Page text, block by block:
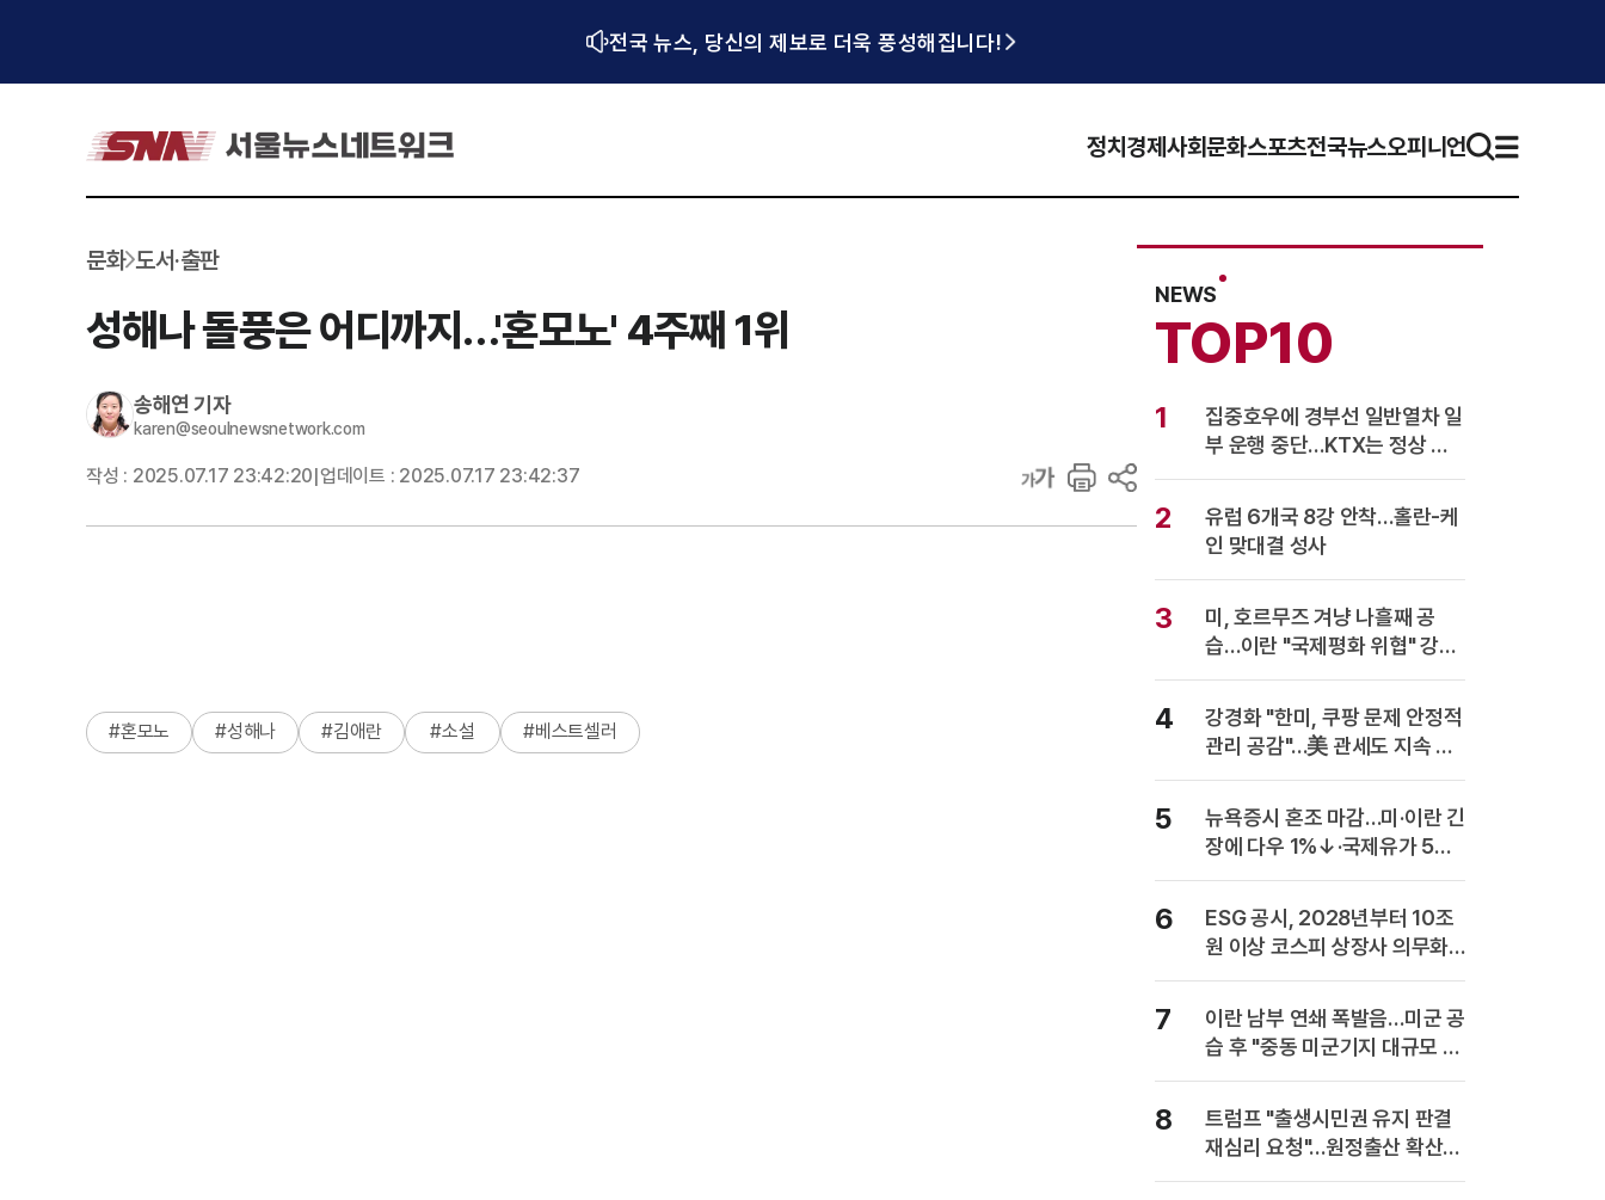
전국 뉴스, 당신의 제보로 더욱 풍성해집니다!
정치 경제사회문화스포츠전국뉴스오피니언
문화 도서·출판
성해나 돌풍은 어디까지…'혼모노' 4주째 1위
송해연 기자
karen@seoulnewsnetwork.com
작성 : 2025.07.17 23:42:20 업데이트 : 2025.07.17 23:42:37
#혼모노 #성해나 #김애란 #소설 #베스트셀러
NEWS
TOP10
1
집중호우에 경부선 일반열차 일
부 운행 중단…KTX는 정상 운
행
2
유럽 6개국 8강 안착…홀란-케
인 맞대결 성사
3
미, 호르무즈 겨냥 나흘째 공
습…이란 "국제평화 위협" 강력
반발
4
강경화 "한미, 쿠팡 문제 안정적
관리 공감"…美 관세도 지속 협
의
5
뉴욕증시 혼조 마감…미·이란 긴
장에 다우 1%↓·국제유가 5%
급등
6
ESG 공시, 2028년부터 10조
원 이상 코스피 상장사 의무화…
사업보고서에 담는다
7
이란 남부 연쇄 폭발음…미군 공
습 후 "중동 미군기지 대규모 보
복" 경고
8
트럼프 "출생시민권 유지 판결
재심리 요청"…원정출산 확산
주장